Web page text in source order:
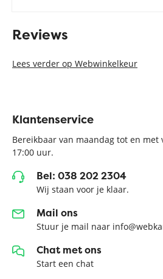
Reviews
Lees verder op Webwinkelkeur
Klantenservice
Bereikbaar van maandag tot en met
17:00 uur.
Bel: 038 202 2304
Wij staan voor je klaar.
Mail ons
Stuur je mail naar
Chat met ons
Start een chat